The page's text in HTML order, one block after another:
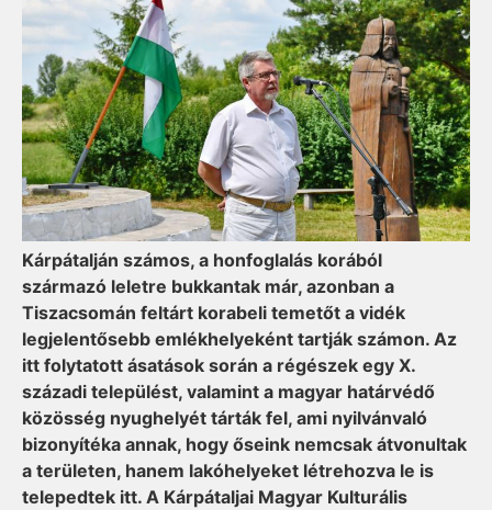
Kárpátalján számos, a honfoglalás korából
származó leletre bukkantak már, azonban a
Tiszacsomán feltárt korabeli temetőt a vidék
legjelentősebb emlékhelyeként tartják számon. Az
itt folytatott ásatások során a régészek egy X.
századi települést, valamint a magyar határvédő
közösség nyughelyét tárták fel, ami nyilvánvaló
bizonyítéka annak, hogy őseink nemcsak átvonultak
a területen, hanem lakóhelyeket létrehozva le is
telepedtek itt. A Kárpátaljai Magyar Kulturális